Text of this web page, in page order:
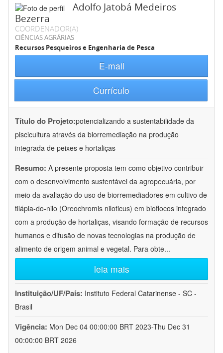
Adolfo Jatobá Medeiros
Bezerra
COORDENADOR(A)
CIÊNCIAS AGRÁRIAS
Recursos Pesqueiros e Engenharia de Pesca
E-mail
Currículo
Título do Projeto:potencializando a sustentabilidade da
piscicultura através da biorremediação na produção
integrada de peixes e hortaliças
Resumo: A presente proposta tem como objetivo contribuir
com o desenvolvimento sustentável da agropecuária, por
meio da avaliação do uso de biorremediadores em cultivo de
tilápia-do-nilo (Oreochromis niloticus) em bioflocos integrado
com a produção de hortaliças, visando formação de recursos
humanos e difusão de novas tecnologias na produção de
alimento de origem animal e vegetal. Para obte...
leia mais
Instituição/UF/País: Instituto Federal Catarinense - SC -
Brasil
Vigência: Mon Dec 04 00:00:00 BRT 2023-Thu Dec 31
00:00:00 BRT 2026